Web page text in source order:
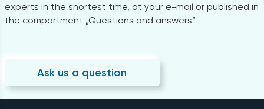
experts in the shortest time, at your e-mail or published in
the compartment „Questions and answers”
Ask us a question